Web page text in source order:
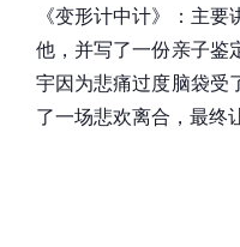
《变形计中计》：主要
他，并写了一份亲子鉴
宇因为悲痛过度脑袋受
了一场悲欢离合，最终